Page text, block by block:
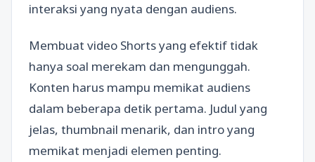
interaksi yang nyata dengan audiens.
Membuat video Shorts yang efektif tidak
hanya soal merekam dan mengunggah.
Konten harus mampu memikat audiens
dalam beberapa detik pertama. Judul yang
jelas, thumbnail menarik, dan intro yang
memikat menjadi elemen penting.